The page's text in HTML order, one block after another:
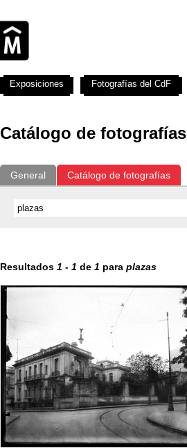
Catálogo de fotografías
General Catálogo de fotografías
Resultados 1 - 1 de 1 para plazas
Exposiciones Fotografías del CdF